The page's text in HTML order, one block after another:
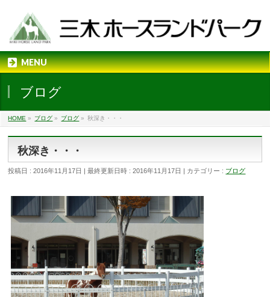
MENU
ブログ
HOME » ブログ » ブログ » 秋深き・・・
秋深き・・・
投稿日 : 2016年11月17日 最終更新日時 : 2016年11月17日 カテゴリー : ブログ